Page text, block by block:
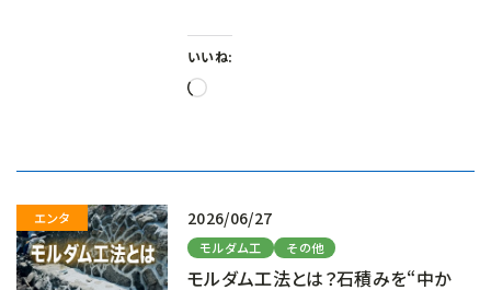
いいね:
読
2026/06/27
モルダム工 その他
モルダム工法とは？石積みを“中か